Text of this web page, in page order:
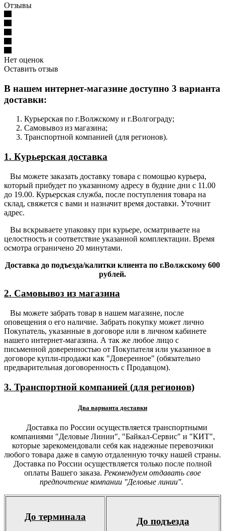
Отзывы
Нет оценок
Оставить отзыв
В нашем интернет-магазине доступно 3 варианта
доставки:
Курьерская по г.Волжскому и г.Волгограду;
Самовывоз из магазина;
Транспортной компанией (для регионов).
1. Курьерская доставка
Вы можете заказать доставку товара с помощью курьера,
который прибудет по указанному адресу в будние дни с 11.00
до 19.00. Курьерская служба, после поступления товара на
склад, свяжется с вами и назначит время доставки. Уточнит
адрес.
Вы вскрываете упаковку при курьере, осматриваете на
целостность и соответствие указанной комплектации. Время
осмотра ограничено 20 минутами.
Доставка до подъезда/калитки клиента по г.Волжскому 600
рублей.
2. Самовывоз из магазина
Вы можете забрать товар в нашем магазине, после
оповещения о его наличие. Забрать покупку может лично
Покупатель, указанные в договоре или в личном кабинете
нашего интернет-магазина. А так же любое лицо с
письменной доверенностью от Покупателя или указанное в
договоре купли-продажи как "Доверенное" (обязательно
предварительная договоренность с Продавцом).
3. Транспортной компанией (для регионов)
Два варианта доставки
Доставка по России осуществляется транспортными
компаниями "Деловые Линии", "Байкал-Сервис" и "КИТ",
которые зарекомендовали себя как надежные перевозчики
любого товара даже в самую отдаленную точку нашей страны.
Доставка по России осуществляется только после полной
оплаты Вашего заказа. Рекомендуем отдавать свое
предпочтение компании "Деловые линии".
До терминала До подъезда